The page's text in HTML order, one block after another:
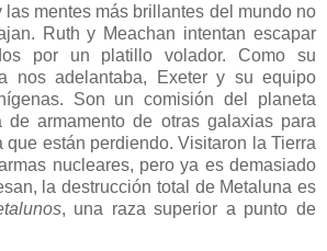
las mentes más brillantes del mundo no
Ruth y Meachan intentan escapar
por un platillo volador. Como su
nos adelantaba, Exeter y su equipo
Son un comisión del planeta
de armamento de otras galaxias para
que están perdiendo. Visitaron la Tierra
nucleares, pero ya es demasiado
la destrucción total de Metaluna es
, una raza superior a punto de